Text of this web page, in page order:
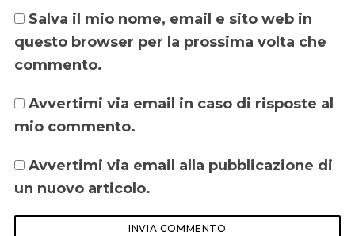
Salva il mio nome, email e sito web in
questo browser per la prossima volta che
commento.
Avvertimi via email in caso di risposte al
mio commento.
Avvertimi via email alla pubblicazione di
un nuovo articolo.